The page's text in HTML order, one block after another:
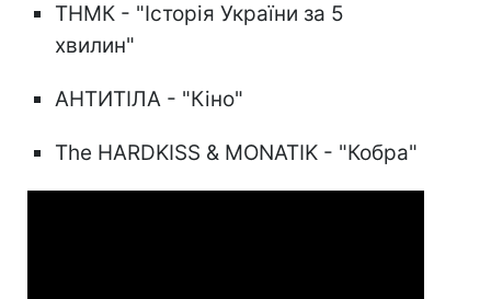
ТНМК - "Історія України за 5
хвилин"
АНТИТІЛА - "Кіно"
The HARDKISS & MONATIK - "Кобра"